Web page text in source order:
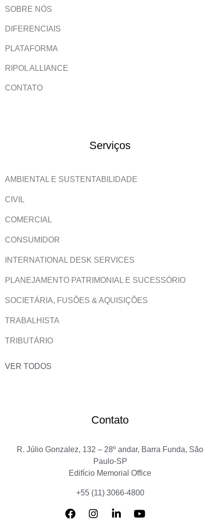
SOBRE NÓS
DIFERENCIAIS
PLATAFORMA
RIPOL ALLIANCE
CONTATO
Serviços
AMBIENTAL E SUSTENTABILIDADE
CIVIL
COMERCIAL
CONSUMIDOR
INTERNATIONAL DESK SERVICES
PLANEJAMENTO PATRIMONIAL E SUCESSÓRIO
SOCIETÁRIA, FUSÕES & AQUISIÇÕES
TRABALHISTA
TRIBUTÁRIO
VER TODOS
Contato
R. Júlio Gonzalez, 132 – 28º andar, Barra Funda, São
Paulo-SP
Edifício Memorial Office
+55 (11) 3066-4800